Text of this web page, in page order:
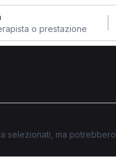
selezionati, ma